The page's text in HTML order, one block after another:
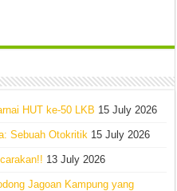
HUT ke-50 LKB 15 July 2026
Sebuah Otokritik 15 July 2026
13 July 2026
Jagoan Kampung yang